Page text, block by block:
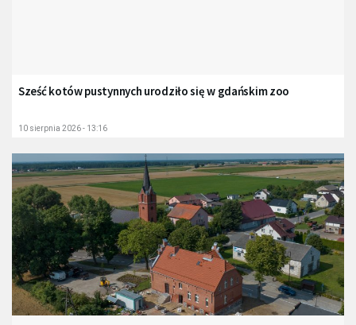
Sześć kotów pustynnych urodziło się w gdańskim zoo
10 sierpnia 2026 - 13:16